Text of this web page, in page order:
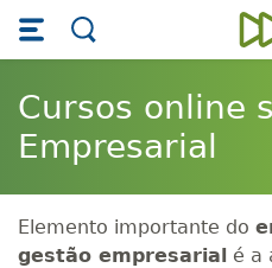
Skip main navigation
Skip to main content
Cursos online
Empresarial
Elemento importante do
gestão empresarial é a